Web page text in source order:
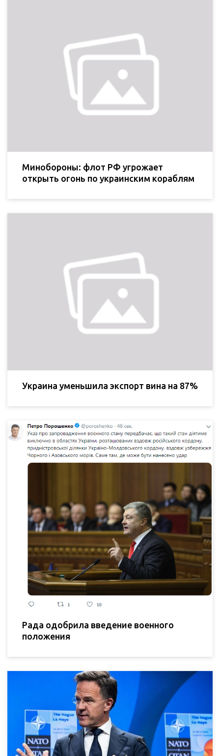
Минобороны: флот РФ угрожает
открыть огонь по украинским кораблям
Украина уменьшила экспорт вина на 87%
Рада одобрила введение военного
положения